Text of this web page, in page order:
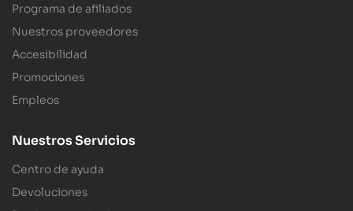
Programa de afiliados
Nuestros proveedores
Accesibilidad
Promociones
Empleos
Nuestros Servicios
Centro de ayuda
Devoluciones